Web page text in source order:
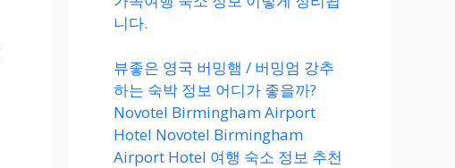
니다.
뷰좋은 영국 버밍햄 / 버밍엄 강추
하는 숙박 정보 어디가 좋을까?
Novotel Birmingham Airport
Hotel Novotel Birmingham
Airport Hotel 여행 숙소 정보 추천